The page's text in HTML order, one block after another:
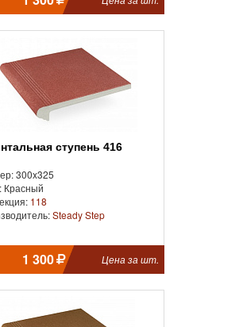
cтупень 416
300x325
Красный
118
Steady Step
1 300 Цена за шт.